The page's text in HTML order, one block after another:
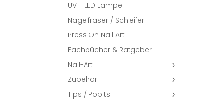
UV - LED Lampe
Nagelfräser / Schleifer
Press On Nail Art
Fachbücher & Ratgeber
Nail-Art

Zubehör 
Tips / Popits 